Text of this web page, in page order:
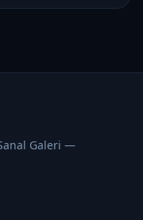
Galeri —